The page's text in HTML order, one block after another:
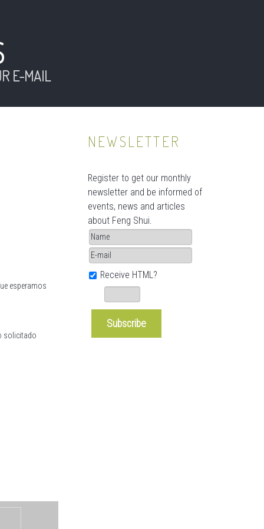
E-MAIL
esperamos
solicitado
NEWSLETTER
Register to get our monthly
newsletter and be informed of
events, news and articles
about Feng Shui.
Receive HTML?